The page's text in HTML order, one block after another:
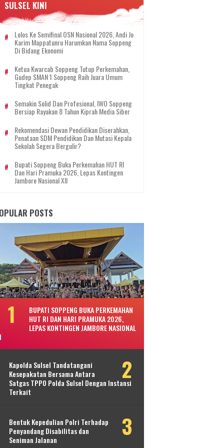
SULSEL KINI
Lolos Ke Semifinal OSN Nasional 2026, Andi Jo
Karim Mappatunru Harumkan Nama Soppeng
Di Bidang Ekonomi
Ketua Kwarcab Soppeng Tutup Perkemahan,
Gudep SMAN 1 Soppeng Raih Juara Umum
Tingkat Penegak
Semakin Solid Dan Profesional, IWO Soppeng
Bersiap Rayakan 8 Tahun Kiprah Media Siber
Rekomendasi Dewan Pendidikan Diserahkan,
Penataan SDM Pendidikan Dan Mutasi Kepala
Sekolah Segera Bergulir?
Bupati Soppeng Buka Perkemahan HUT RI
Dan Hari Pramuka 2026, Lepas Kontingen
Jambore Nasional XII
POSTS
BUPATI SOPPENG BUKA PERKEMAHAN
HUT RI DAN HARI PRAMUKA 2026,
LEPAS KONTINGEN JAMBORE NASIONAL
Kapolda Sulsel Tandatangani
Kesepakatan Bersama Antara
Satgas TPPO Polda Sulsel Dengan Instansi
Terkait
Bentuk Kepedulian Polri Terhadap
Penyandang Disabilitas dan
Seniman Jalanan